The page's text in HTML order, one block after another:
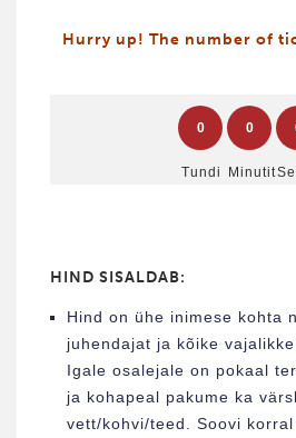
Hurry up! The number of
0
Tundi
0
Minutit
HIND SISALDAB:
Hind on ühe inimese kohta
juhendajat ja kõike
Igale osalejale on pokaal
ja kohapeal pakume ka
vett/kohvi/teed. Soovi